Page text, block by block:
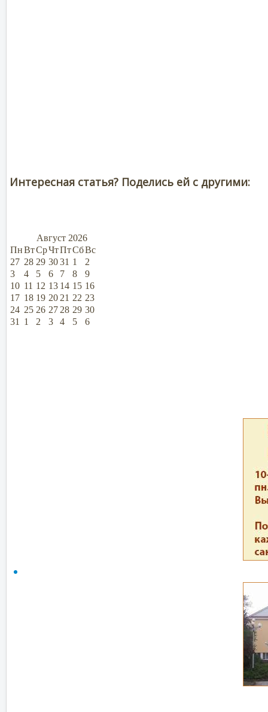
Интересная статья? Поделись ей с другими:
Август 2026
ПнВтСрЧтПтСбВс
27 28 29 3031 1
2
3
4 5 6 7 8
9
10 11 12 13 14 15 16
17 18 19 20 21 22 23
24 25 26 27 28 29 30
31
1 2 3 4 5 6